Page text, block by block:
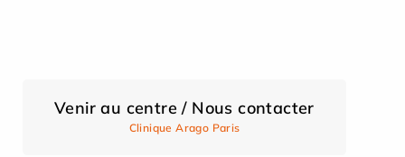
Venir au centre / Nous contacter
Clinique Arago Paris